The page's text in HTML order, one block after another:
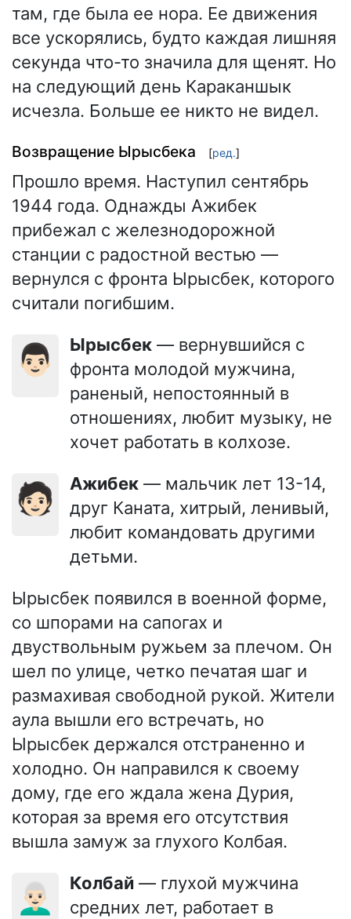
там, где была ее нора. Ее движения
все ускорялись, будто каждая лишняя
секунда что-то значила для щенят. Но
на следующий день Караканшык
исчезла. Больше ее никто не видел.
Возвращение Ырысбека [ред.]
Прошло время. Наступил сентябрь
1944 года. Однажды Ажибек
прибежал с железнодорожной
станции с радостной вестью —
вернулся с фронта Ырысбек, которого
считали погибшим.
👨🏻 Ырысбек — вернувшийся с
фронта молодой мужчина,
раненый, непостоянный в
отношениях, любит музыку, не
хочет работать в колхозе.
🧑🏻 Ажибек — мальчик лет 13-14,
друг Каната, хитрый, ленивый,
любит командовать другими
детьми.
Ырысбек появился в военной форме,
со шпорами на сапогах и
двуствольным ружьем за плечом. Он
шел по улице, четко печатая шаг и
размахивая свободной рукой. Жители
аула вышли его встречать, но
Ырысбек держался отстраненно и
холодно. Он направился к своему
дому, где его ждала жена Дурия,
которая за время его отсутствия
вышла замуж за глухого Колбая.
👨🏻‍🦳 Колбай — глухой мужчина
средних лет, работает в